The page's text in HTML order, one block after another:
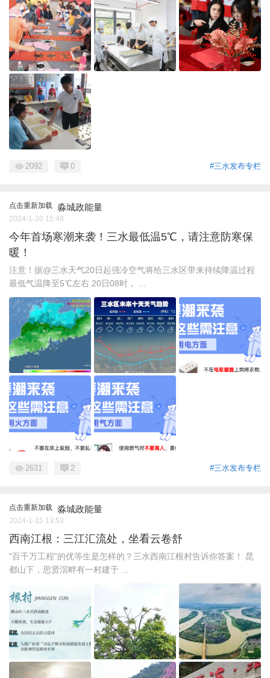
#三水发布专栏
2092 0
点击重新加载 淼城政能量
2024-1-20 15:48
今年首场寒潮来袭！三水最低温5℃，请注意防寒保
暖！
注意！据@三水天气20日起强冷空气将给三水区带来持续降温过程
最低气温降至5℃左右 20日08时， ...
#三水发布专栏
2631 2
点击重新加载 淼城政能量
2024-1-15 13:53
西南江根：三江汇流处，坐看云卷舒
“百千万工程”的优等生是怎样的？三水西南江根村告诉你答案！ 昆
都山下，思贤滘畔有一村建于 ...